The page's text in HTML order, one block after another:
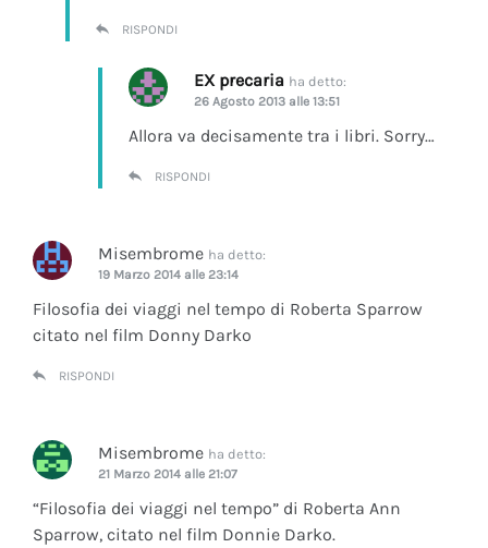
RISPONDI
EX precaria ha detto:
26 Agosto 2013 alle 13:51
Allora va decisamente tra i libri. Sorry…
RISPONDI
Misembrome ha detto:
19 Marzo 2014 alle 23:14
Filosofia dei viaggi nel tempo di Roberta Sparrow
citato nel film Donny Darko
RISPONDI
Misembrome ha detto:
21 Marzo 2014 alle 21:07
“Filosofia dei viaggi nel tempo” di Roberta Ann
Sparrow, citato nel film Donnie Darko.